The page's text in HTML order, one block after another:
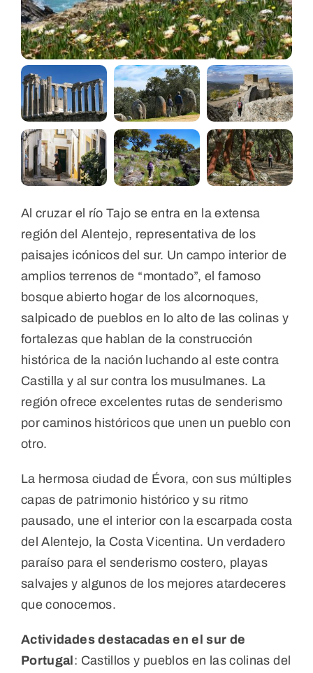
Al cruzar el río Tajo se entra en la extensa
región del Alentejo, representativa de los
paisajes icónicos del sur. Un campo interior de
amplios terrenos de “montado”, el famoso
bosque abierto hogar de los alcornoques,
salpicado de pueblos en lo alto de las colinas y
fortalezas que hablan de la construcción
histórica de la nación luchando al este contra
Castilla y al sur contra los musulmanes. La
región ofrece excelentes rutas de senderismo
por caminos históricos que unen un pueblo con
otro.
La hermosa ciudad de Évora, con sus múltiples
capas de patrimonio histórico y su ritmo
pausado, une el interior con la escarpada costa
del Alentejo, la Costa Vicentina. Un verdadero
paraíso para el senderismo costero, playas
salvajes y algunos de los mejores atardeceres
que conocemos.
Actividades destacadas en el sur de
Portugal: Castillos y pueblos en las colinas del